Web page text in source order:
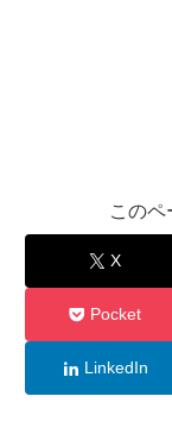
このペ
X
Pocket
LinkedIn